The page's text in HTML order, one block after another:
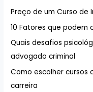
r
p
o
r
:
Preço de um Curso de
10 Fatores que podem
Quais desafios
advogado criminal
Como escolher cursos
carreira